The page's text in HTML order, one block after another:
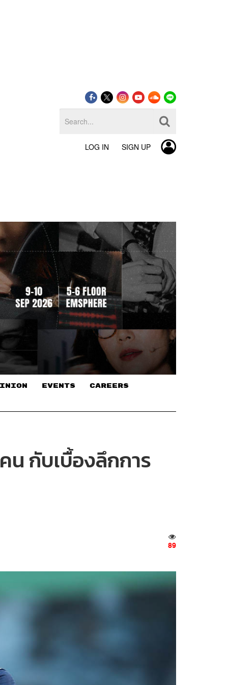
LOG IN SIGN UP
EVENTS CAREERS
น กับเบื้องลึกการ
89